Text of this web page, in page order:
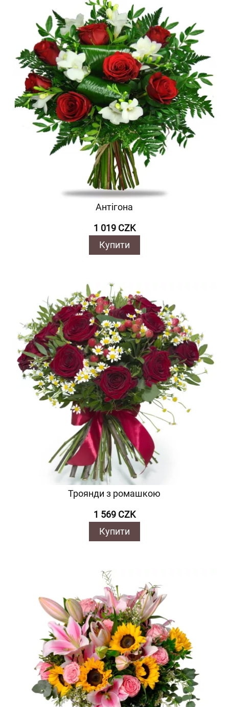
Антігона
1 019 CZK
Купити
Троянди з ромашкою
1 569 CZK
Купити